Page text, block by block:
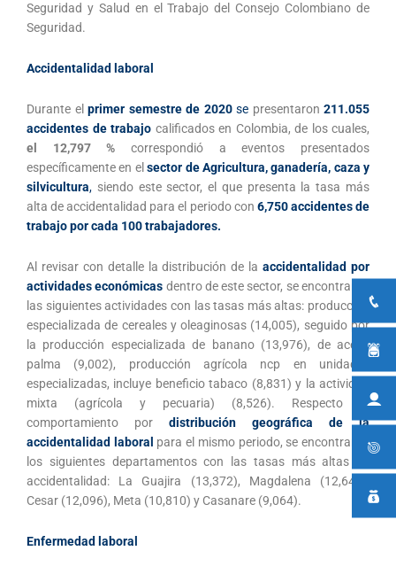
Seguridad y Salud en el Trabajo del Consejo Colombiano de
Seguridad.
Accidentalidad laboral
Durante el primer semestre de 2020se presentaron 211.055
accidentes de trabajo calificados en Colombia, de los cuales,
el 12,797 % correspondió a eventos presentados
específicamente en elsector deAgricultura, ganadería, caza y
silvicultura, siendo este sector, el que presenta la tasa más
alta de accidentalidad para el periodo con 6,750 accidentes de
trabajo por cada 100 trabajadores.
Al revisar con detalle la distribución de laaccidentalidad por
actividades económicas dentro de este sector, se encontraron
las siguientes actividades con las tasas más altas: producción
especializada de cereales y oleaginosas (14,005), seguido por
la producción especializada de banano (13,976), de aceite
palma (9,002), producción agrícola ncp en unidades
especializadas, incluye beneficio tabaco (8,831) y la actividad
mixta (agrícola y pecuaria) (8,526). Respecto al
comportamiento por distribución geográfica de la
accidentalidad laboral para el mismo periodo, se encontraron
los siguientes departamentos con las tasas más altas de
accidentalidad: La Guajira (13,372), Magdalena (12,644),
Cesar (12,096), Meta (10,810) y Casanare (9,064).
Enfermedad laboral